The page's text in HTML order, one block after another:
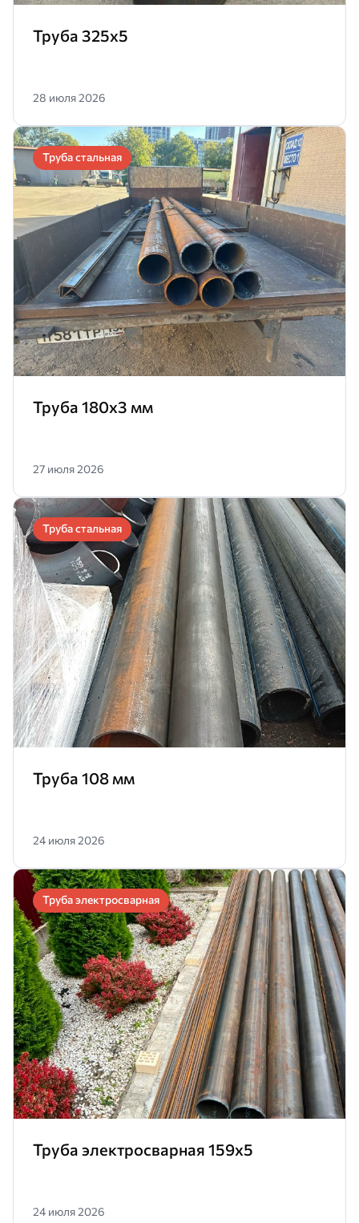
Труба 325х5
28 июля 2026
Труба стальная
Труба 180x3 мм
27 июля 2026
Труба стальная
Труба 108 мм
24 июля 2026
Труба электросварная
Труба электросварная 159х5
24 июля 2026